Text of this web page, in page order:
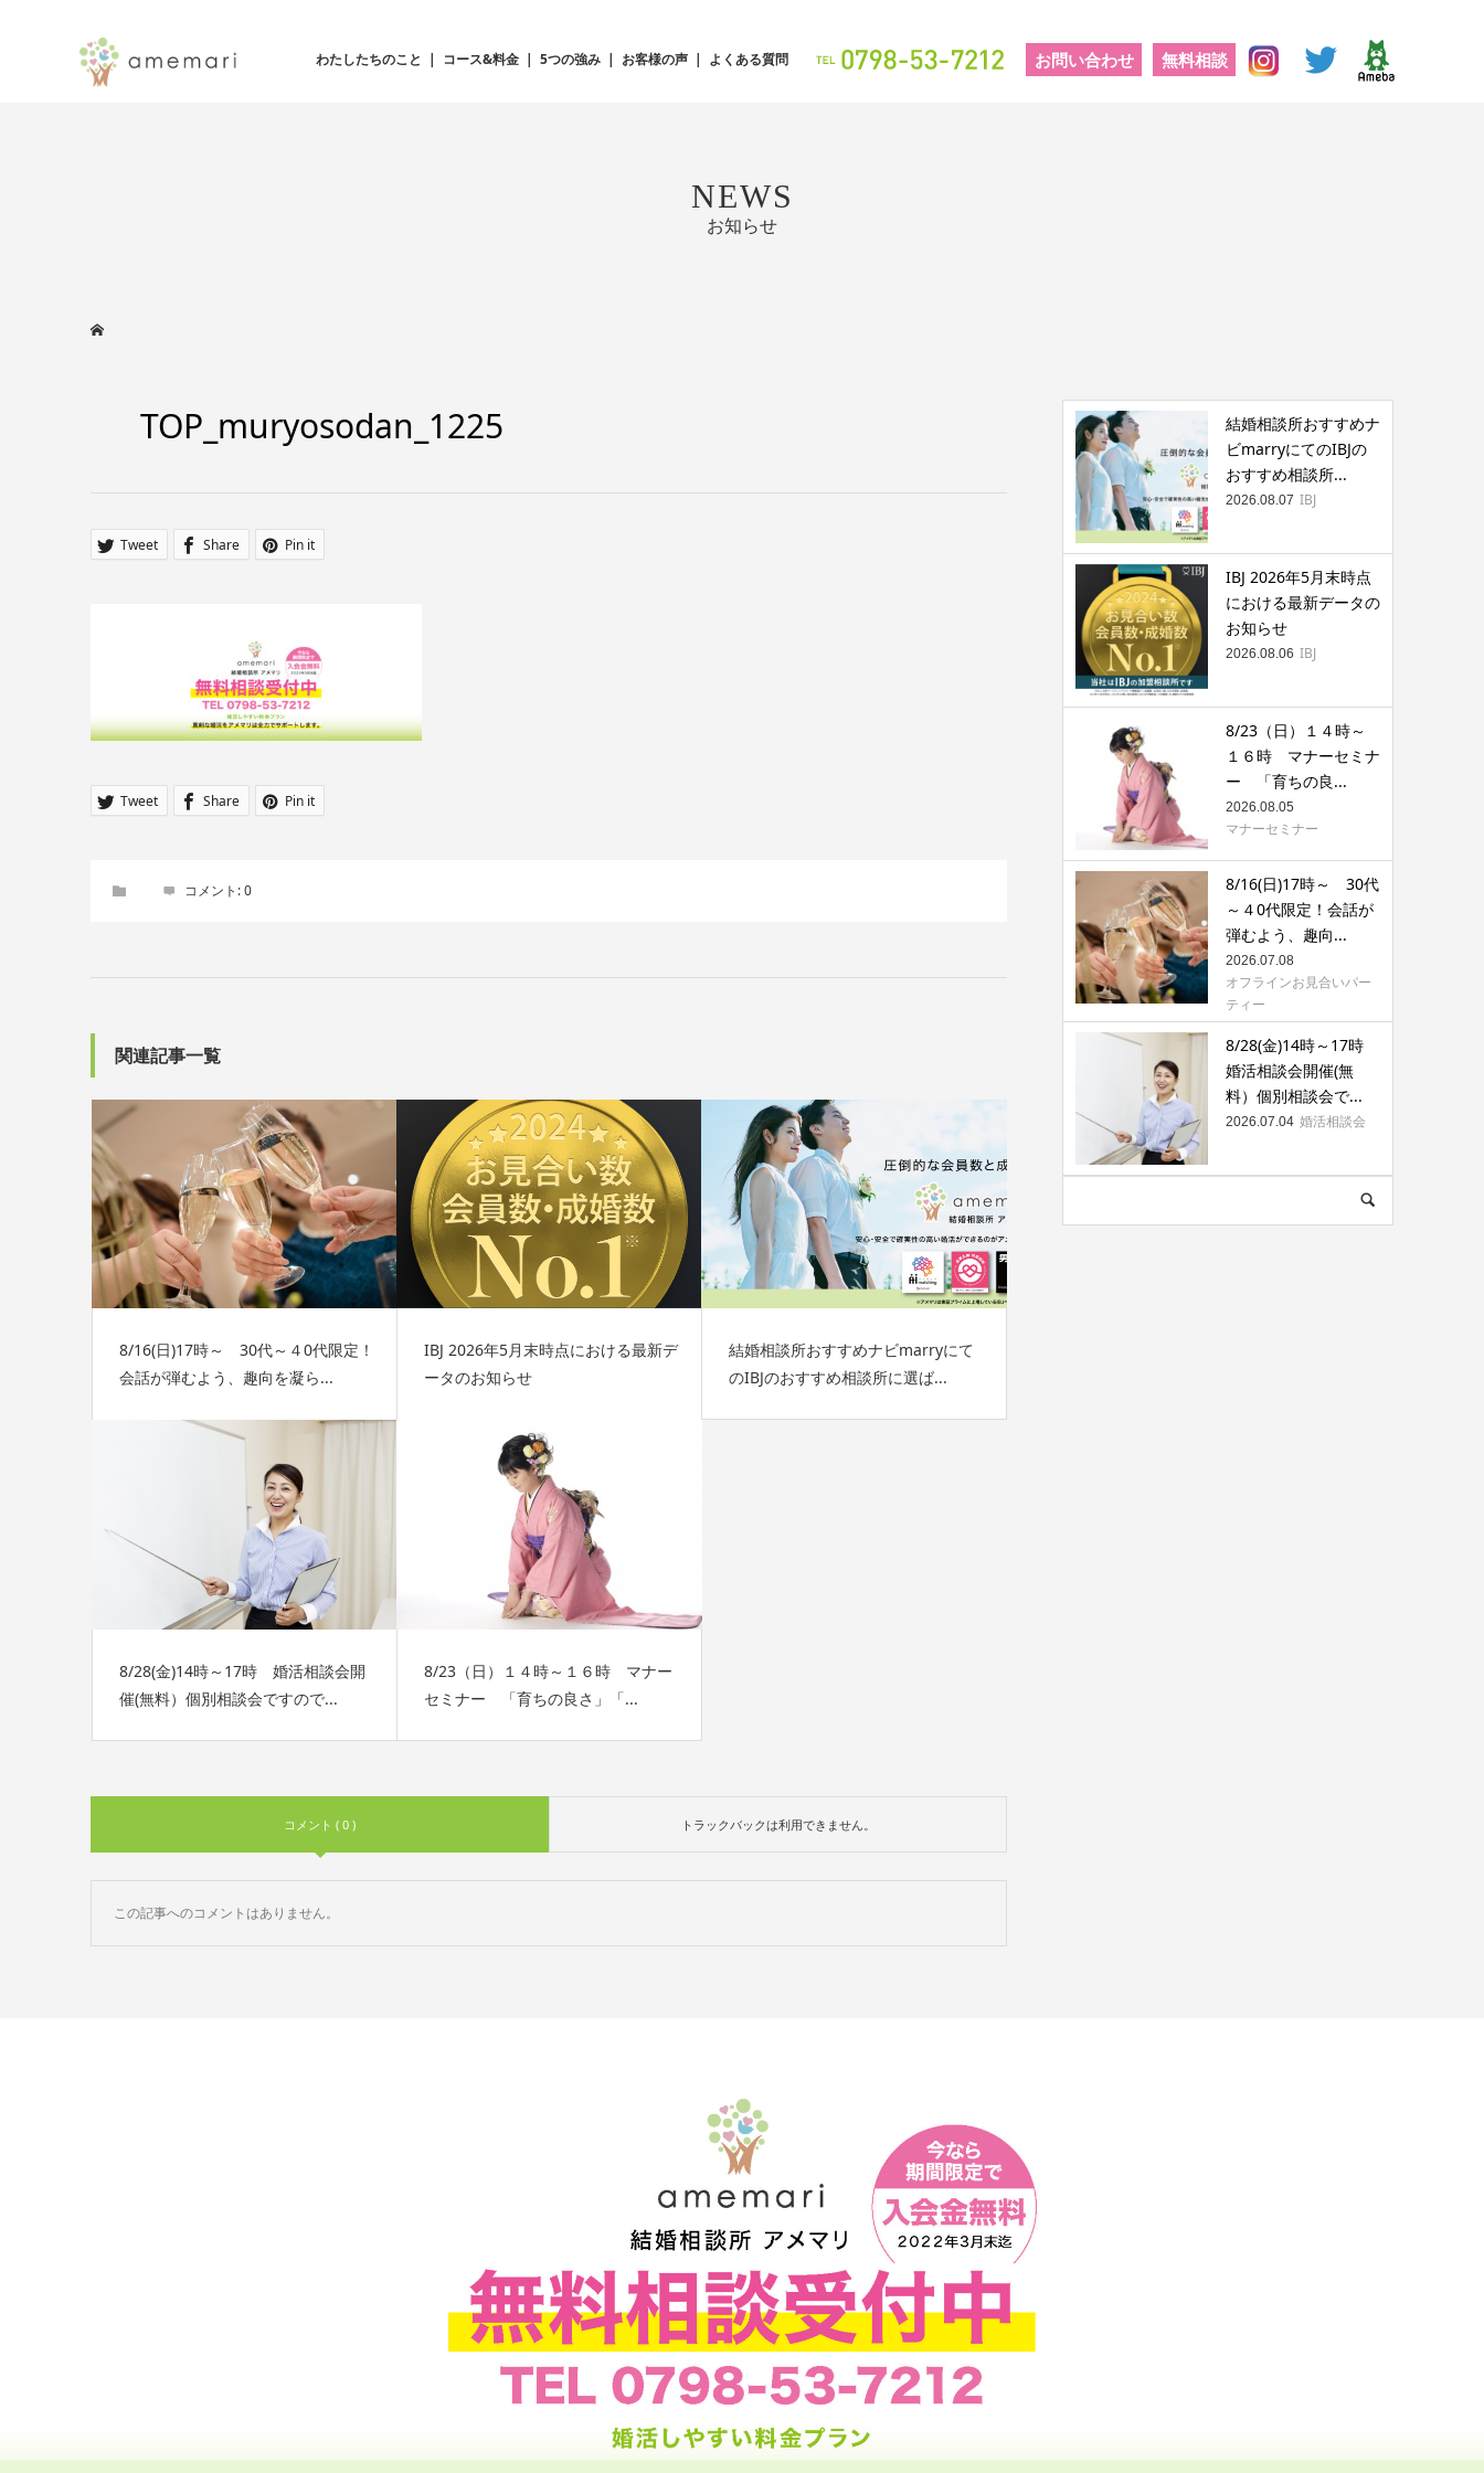
わたしたちのこと コース&料金 5つの強み お客様の声 よくある質問 お問い合わせ 無料相談
NEWS
お知らせ
TOP_muryosodan_1225
Tweet Share Pin it
Tweet Share Pin it
コメント:0
関連記事一覧
8/16(日)17時～ 30代～４0代限定！
会話が弾むよう、趣向を凝ら...
IBJ 2026年5月末時点における最新デ
ータのお知らせ
結婚相談所おすすめナビmarryにて
のIBJのおすすめ相談所に選ば...
8/28(金)14時～17時 婚活相談会開
催(無料）個別相談会ですので...
8/23（日）１４時～１６時 マナー
セミナー 「育ちの良さ」「...
コメント ( 0 ) トラックバックは利用できません。
この記事へのコメントはありません。
結婚相談所おすすめナ
ビmarryにてのIBJの
おすすめ相談所...
2026.08.07 IBJ
IBJ 2026年5月末時点
における最新データの
お知らせ
2026.08.06 IBJ
8/23（日）１４時～
１６時 マナーセミナ
ー 「育ちの良...
2026.08.05
マナーセミナー
8/16(日)17時～ 30代
～４0代限定！会話が
弾むよう、趣向...
2026.07.08
オフラインお見合いパー
ティー
8/28(金)14時～17時
婚活相談会開催(無
料）個別相談会で...
2026.07.04 婚活相談会